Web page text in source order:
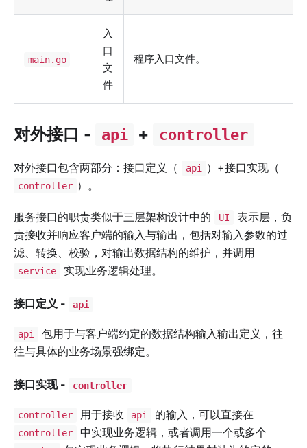
main.go
入
口
文
件
程序入口文件。
对外接口 - api + controller
对外接口包含两部分：接口定义（ api ）+接口实现（
controller ）。
服务接口的职责类似于三层架构设计中的 UI
表示层，负
责接收并响应客户端的输入与输出，包括对输入参数的过
滤、转换、校验，对输出数据结构的维护，并调用
service 实现业务逻辑处理。
接口定义 - api
api
包用于与客户端约定的数据结构输入输出定义，往
往与具体的业务场景强绑定。
接口实现 - controller
controller 用于接收 api 的输入，可以直接在
controller 中实现业务逻辑，或者调用一个或多个